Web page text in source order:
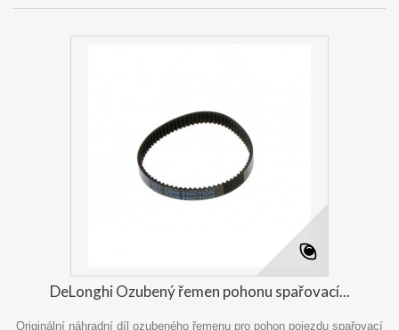
DeLonghi Ozubený řemen pohonu spařovací...
Originální náhradní díl ozubeného řemenu pro pohon pojezdu spařovací